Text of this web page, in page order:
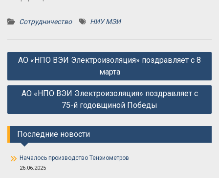
Сотрудничество НИУ МЭИ
Навигация
записям
АО «НПО ВЭИ Электроизоляция» поздравляет с 8
марта
АО «НПО ВЭИ Электроизоляция» поздравляет с
75-й годовщиной Победы
Последние новости
Началось производство Тензиометров
26.06.2025